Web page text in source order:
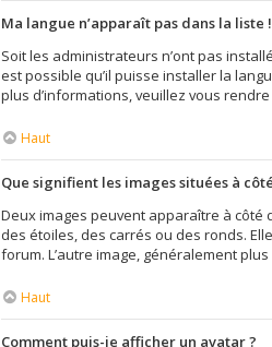
Ma langue n’apparaît pas dans la liste !
Soit les administrateurs n’ont pas
est possible qu’il puisse installer la
plus d’informations, veuillez vous
Haut
Que signifient les images situées à
Deux images peuvent apparaître à côté
des étoiles, des carrés ou des ronds.
forum. L’autre image, généralement
Haut
Comment puis-je afficher un avatar ?